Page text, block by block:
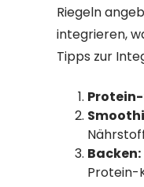
Riegeln
integrieren,
Tipps zur
Backen:
Protein-